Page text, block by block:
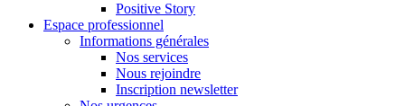
Positive Story
Espace professionnel
Informations générales
Nos services
Nous rejoindre
Inscription newsletter